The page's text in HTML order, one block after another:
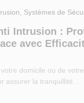
, Systèmes de
Intrusion :
avec
domicile ou de
assurer la tranquillité…